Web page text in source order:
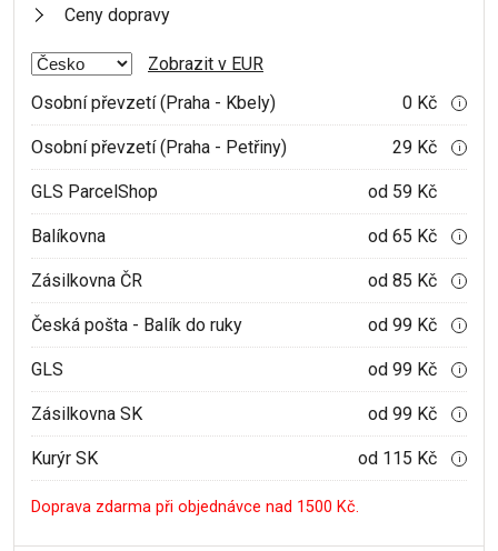
Ceny dopravy
Zobrazit v EUR
Osobní převzetí (Praha - Kbely)
0 Kč i
Osobní převzetí (Praha - Petřiny) 29 Kč i
GLS ParcelShop od 59 Kč
Balíkovna od 65 Kč i
Zásilkovna ČR od 85 Kč i
Česká pošta - Balík do ruky od 99 Kč i
GLS od 99 Kč i
Zásilkovna SK od 99 Kč i
Kurýr SK od 115 Kč i
Doprava zdarma při objednávce nad 1500 Kč.